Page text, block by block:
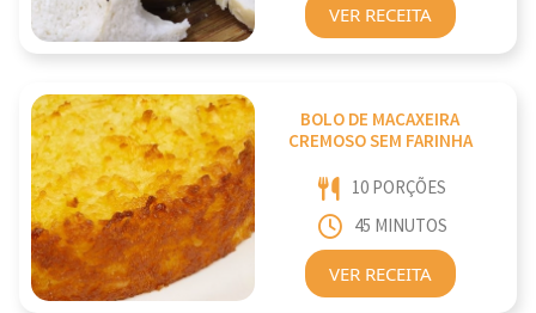
VER RECEITA
BOLO DE MACAXEIRA
CREMOSO SEM FARINHA
10 PORÇÕES
45 MINUTOS
VER RECEITA